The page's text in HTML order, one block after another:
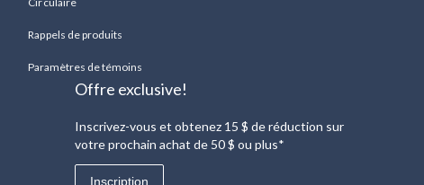
Rappels de produits
Paramètres de témoins
Offre exclusive!
Inscrivez-vous et obtenez 15 $ de réduction sur
votre prochain achat de 50 $ ou plus*
Inscription